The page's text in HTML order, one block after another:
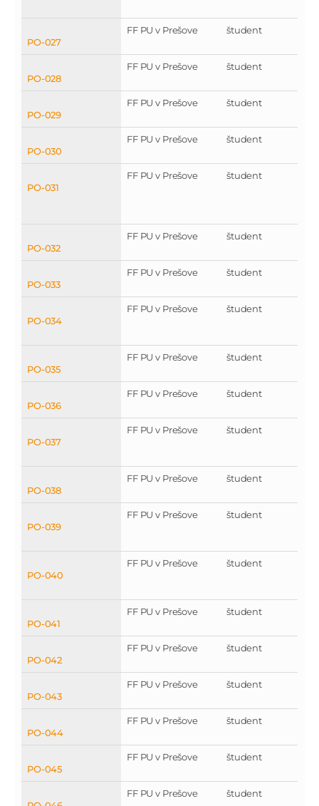
PO-027
FF PU v Prešove študent
PO-028
FF PU v Prešove študent
PO-029
FF PU v Prešove študent
PO-030
FF PU v Prešove študent
PO-031
FF PU v Prešove študent
PO-032
FF PU v Prešove študent
PO-033
FF PU v Prešove študent
PO-034
FF PU v Prešove študent
PO-035
FF PU v Prešove študent
PO-036
FF PU v Prešove študent
PO-037
FF PU v Prešove študent
PO-038
FF PU v Prešove študent
PO-039
FF PU v Prešove študent
PO-040
FF PU v Prešove študent
PO-041
FF PU v Prešove študent
PO-042
FF PU v Prešove študent
PO-043
FF PU v Prešove študent
PO-044
FF PU v Prešove študent
PO-045
FF PU v Prešove študent
FF PU v Prešove študent